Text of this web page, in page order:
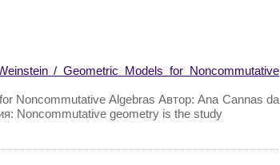
/ Geometric Models for Noncommutative
Noncommutative Algebras Автор: Ana Cannas da
Noncommutative geometry is the study